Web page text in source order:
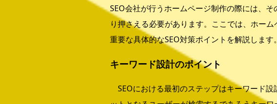
SEO会社が行うホームページ制作の際には、そ
り押さえる必要があります。ここでは、ホー
重要な具体的なSEO対策ポイントを解説します。
キーワード設計のポイント
SEOにおける最初のステップはキーワード設